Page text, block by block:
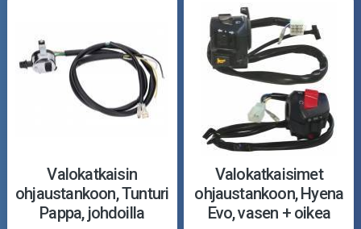
Valokatkaisin
ohjaustankoon, Tunturi
Pappa, johdoilla
Valokatkaisimet
ohjaustankoon, Hyena
Evo, vasen + oikea